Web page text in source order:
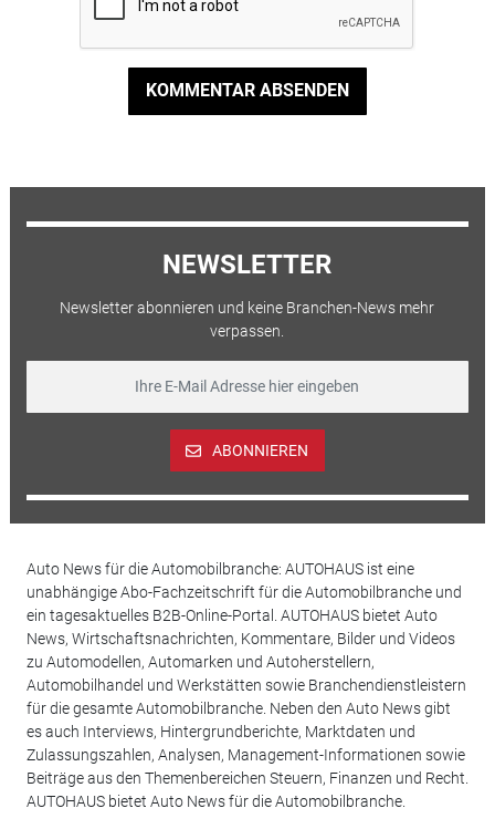
KOMMENTAR ABSENDEN
NEWSLETTER
Newsletter abonnieren und keine Branchen-News mehr
verpassen.
ABONNIEREN
Auto News für die Automobilbranche: AUTOHAUS ist eine
unabhängige Abo-Fachzeitschrift für die Automobilbranche und
ein tagesaktuelles B2B-Online-Portal. AUTOHAUS bietet Auto
News, Wirtschaftsnachrichten, Kommentare, Bilder und Videos
zu Automodellen, Automarken und Autoherstellern,
Automobilhandel und Werkstätten sowie Branchendienstleistern
für die gesamte Automobilbranche. Neben den Auto News gibt
es auch Interviews, Hintergrundberichte, Marktdaten und
Zulassungszahlen, Analysen, Management-Informationen sowie
Beiträge aus den Themenbereichen Steuern, Finanzen und Recht.
AUTOHAUS bietet Auto News für die Automobilbranche.